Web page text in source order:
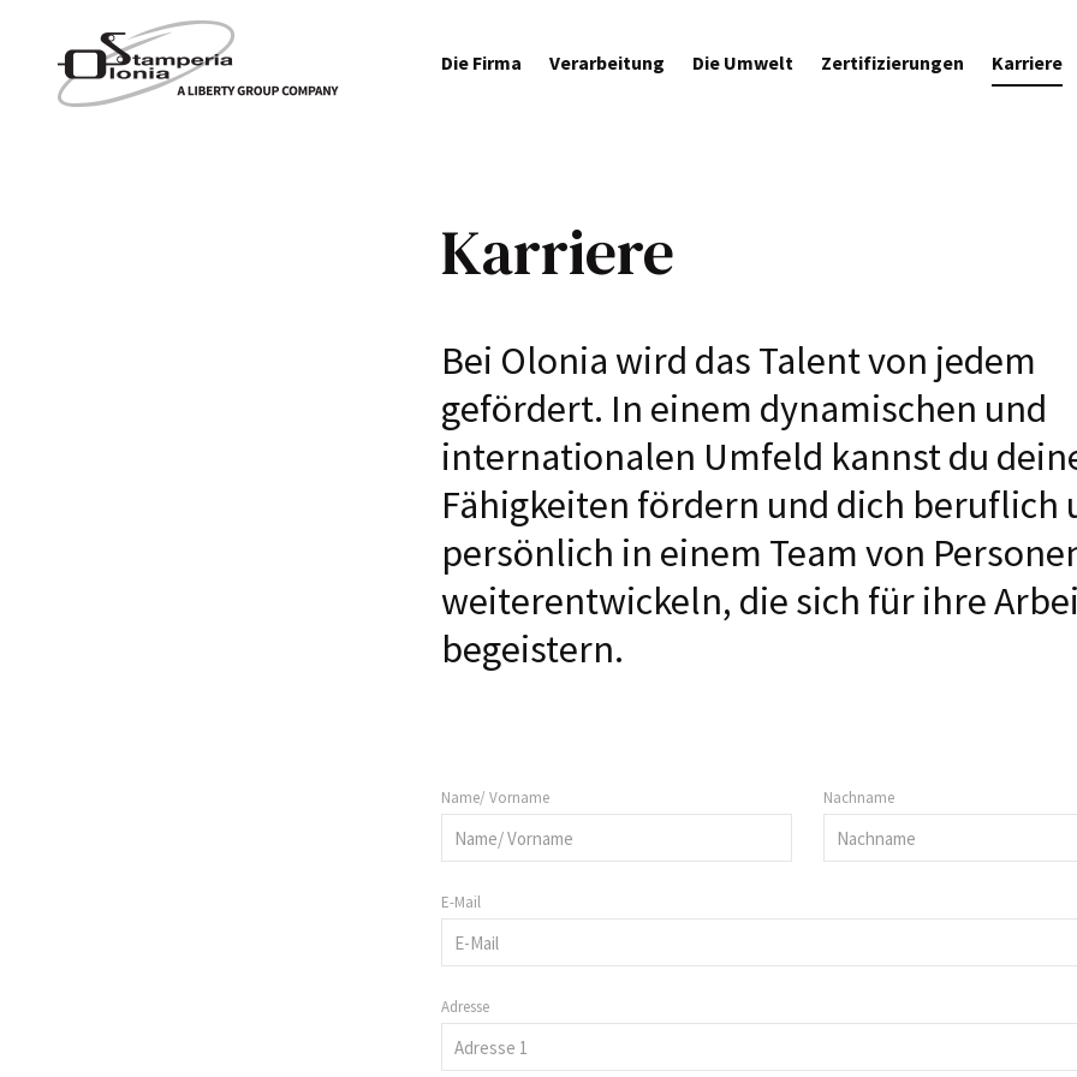
Die Firma Verarbeitung Die Umwelt Zertifizierungen Karriere
Karriere
Bei Olonia wird das Talent von jedem
gefördert. In einem dynamischen und
internationalen Umfeld kannst du
Fähigkeiten fördern und dich beruflich
persönlich in einem Team von
weiterentwickeln, die sich für ihre
begeistern.
Name/ Vorname Nachname
E-Mail
Adresse